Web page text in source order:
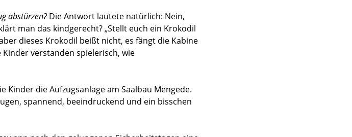
abstürzen?Die Antwort lautete natürlich: Nein,
man das kindgerecht? „Stellt euch ein Krokodil
dieses Krokodil beißt nicht, es fängt die Kabine
verstanden spielerisch, wie
die Aufzugsanlage am Saalbau Mengede.
spannend, beeindruckend und ein bisschen